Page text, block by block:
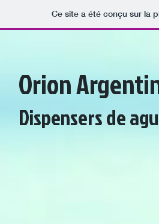
Ce site a été conçu sur la
Orion
Dispensers de